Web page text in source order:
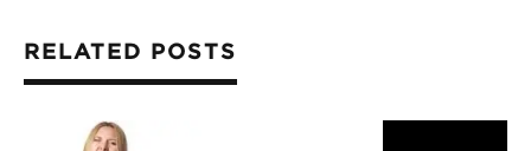
RELATED POSTS